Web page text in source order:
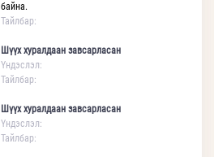
байна.
Тайлбар:
Шүүх хуралдаан завсарласан
Үндэслэл:
Тайлбар:
Шүүх хуралдаан завсарласан
Үндэслэл:
Тайлбар: